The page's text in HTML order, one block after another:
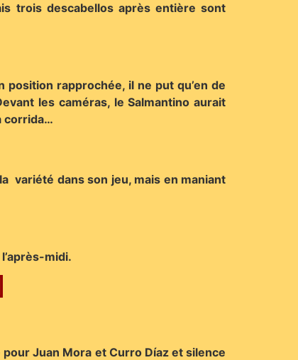
trois descabellos après entière sont
rapprochée, il ne put qu’en de
les caméras, le Salmantino aurait
corrida…
variété dans son jeu, mais en maniant
midi.
Juan Mora et Curro Díaz et silence